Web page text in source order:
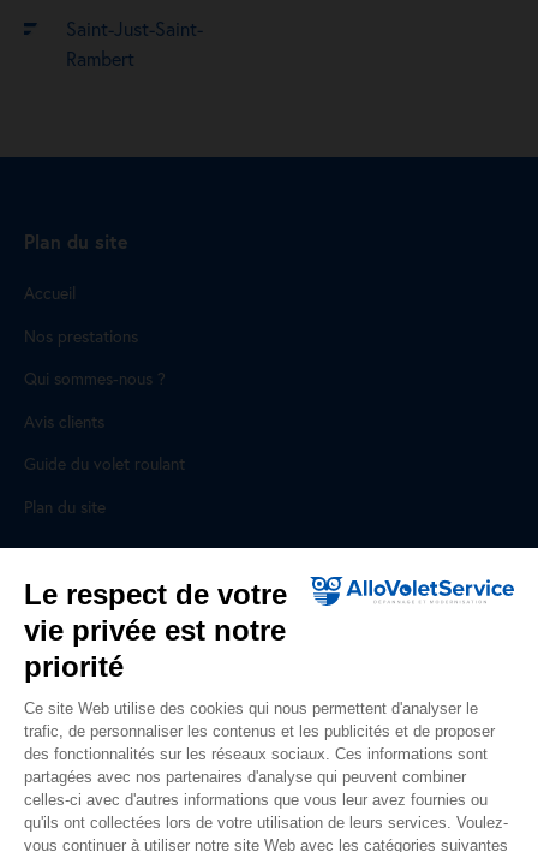
Saint-Just-Saint-
Rambert
Plan du site
Accueil
Nos prestations
Qui sommes-nous ?
Avis clients
Guide du volet roulant
Plan du site
Pour les professionnels
Professionnels, des prestations ad hoc
Rejoignez un réseau national, nous recrutons !
Liens utiles
Mentions légales
Données personnelles
Le respect de votre
vie privée est notre
priorité
Ce site Web utilise des cookies qui nous permettent d'analyser le
trafic, de personnaliser les contenus et les publicités et de proposer
des fonctionnalités sur les réseaux sociaux. Ces informations sont
partagées avec nos partenaires d'analyse qui peuvent combiner
celles-ci avec d'autres informations que vous leur avez fournies ou
qu'ils ont collectées lors de votre utilisation de leurs services. Voulez-
vous continuer à utiliser notre site Web avec les catégories suivantes